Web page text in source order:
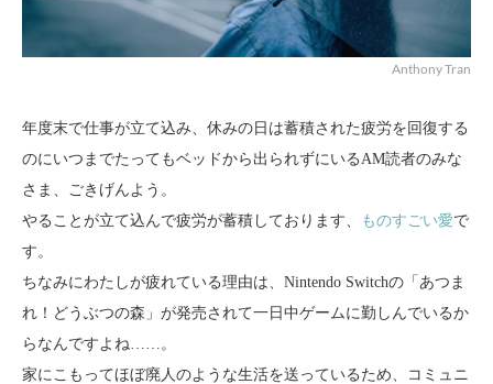
Anthony Tran
年度末で仕事が立て込み、休みの日は蓄積された疲労を回復する
のにいつまでたってもベッドから出られずにいるAM読者のみな
さま、ごきげんよう。
やることが立て込んで疲労が蓄積しております、
ものすごい愛で
す。
ちなみにわたしが疲れている理由は、Nintendo Switchの「あつま
れ！どうぶつの森」が発売されて一日中ゲームに勤しんでいるか
らなんですよね……。
家にこもってほぼ廃人のような生活を送っているため、コミュニ